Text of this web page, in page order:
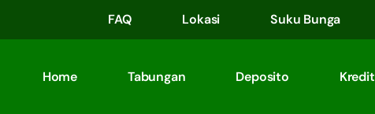
FAQ Lokasi Suku Bunga
Home Tabungan Deposito Kredit